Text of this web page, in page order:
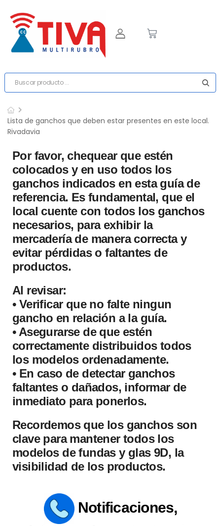
Lista de ganchos que deben estar presentes en este local.
Rivadavia
Por favor, chequear que estén
colocados y en uso todos los
ganchos indicados en esta guía de
referencia. Es fundamental, que el
local cuente con todos los ganchos
necesarios, para exhibir la
mercadería de manera correcta y
evitar pérdidas o faltantes de
productos.
Al revisar:
• Verificar que no falte ningun
gancho en relación a la guía.
• Asegurarse de que estén
correctamente distribuidos todos
los modelos ordenadamente.
• En caso de detectar ganchos
faltantes o dañados, informar de
inmediato para ponerlos.
Recordemos que los ganchos son
clave para mantener todos los
modelos de fundas y glas 9D, la
visibilidad de los productos.
Notificaciones,